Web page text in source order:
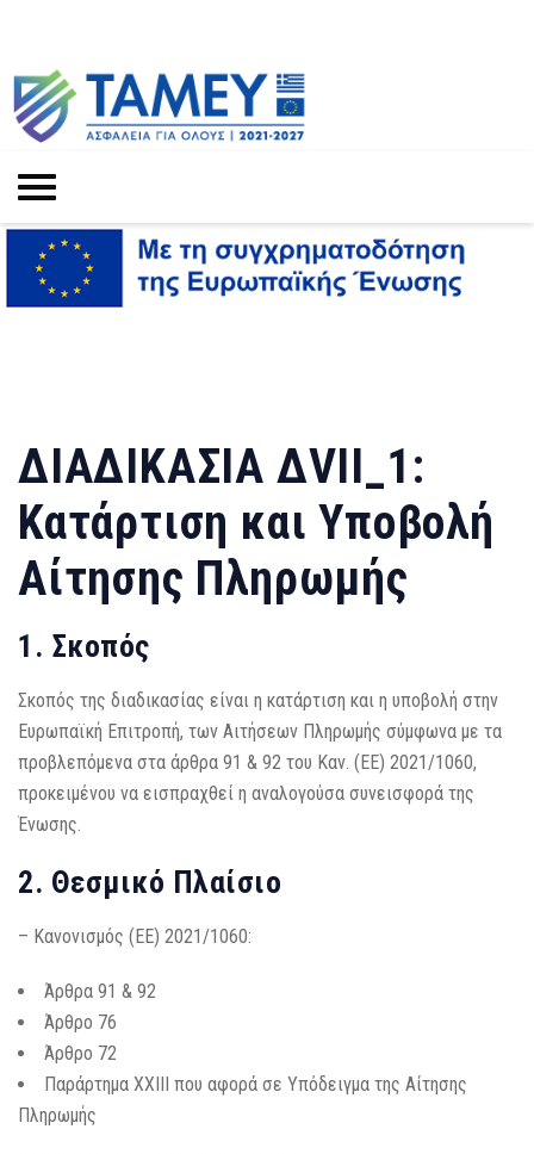
ΔΙΑΔΙΚΑΣΙΑ ΔVII_1:
Κατάρτιση και Υποβολή
Αίτησης Πληρωμής
1. Σκοπός
Σκοπός της διαδικασίας είναι η κατάρτιση και η υποβολή στην
Ευρωπαϊκή Επιτροπή, των Αιτήσεων Πληρωμής σύμφωνα με τα
προβλεπόμενα στα άρθρα 91 & 92 του Καν. (ΕΕ) 2021/1060,
προκειμένου να εισπραχθεί η αναλογούσα συνεισφορά της
Ένωσης.
2. Θεσμικό Πλαίσιο
– Κανονισμός (ΕΕ) 2021/1060:
Άρθρα 91 & 92
Άρθρο 76
Άρθρο 72
Παράρτημα ΧΧΙΙΙ που αφορά σε Υπόδειγμα της Αίτησης
Πληρωμής